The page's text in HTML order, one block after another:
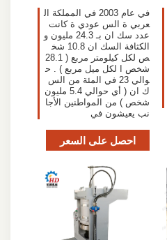
في عام 2003 في المملكة ال
عربي ة الس عودي ة كانت
عدد سك ان بـ 24.3 مليون و
الكثافة السك ان 10.8 شخ
ص لكل كيلومتر مربع ( 28.1
شخص ا لكل ميل مربع ) . ح
والي 23 في المئة من الس
ك ان ( أي حوالي 5.4 مليون
شخص ) من المواطنين الأجا
نب يعيشون في
احصل على السعر